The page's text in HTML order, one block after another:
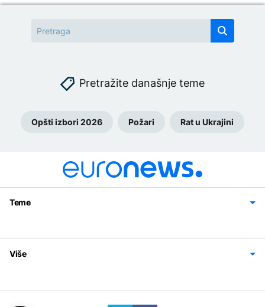
Pretražite današnje teme
Opšti izbori 2026 Požari Rat u Ukrajini
Teme
Svijet
Sport
Magazin
Više
Politika privatnosti
Uslovi korišćenja